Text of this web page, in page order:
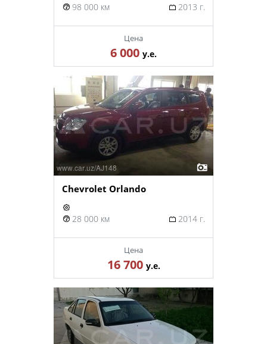
98 000 км
2013 г.
Цена
6 000 у.е.
Chevrolet Orlando
28 000 км 2014 г.
Цена
16 700 у.е.